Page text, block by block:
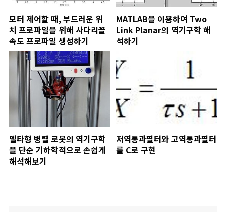
모터 제어할 때, 부드러운 위
치 프로파일을 위해 사다리꼴
속도 프로파일 생성하기
MATLAB을 이용하여 Two
Link Planar의 역기구학 해
석하기
델타형 병렬 로봇의 역기구학
을 단순 기하학적으로 손쉽게
해석해보기
저역통과필터와 고역통과필터
를 C로 구현